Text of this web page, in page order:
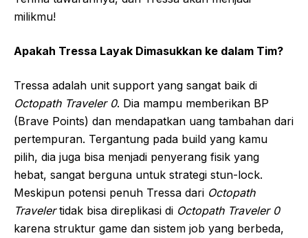
milikmu!
Apakah Tressa Layak Dimasukkan ke dalam Tim?
Tressa adalah unit support yang sangat baik di
Octopath Traveler 0. Dia mampu memberikan BP
(Brave Points) dan mendapatkan uang tambahan dari
pertempuran. Tergantung pada build yang kamu
pilih, dia juga bisa menjadi penyerang fisik yang
hebat, sangat berguna untuk strategi stun-lock.
Meskipun potensi penuh Tressa dari Octopath
Travelertidak bisa direplikasi di Octopath Traveler 0
karena struktur game dan sistem job yang berbeda,